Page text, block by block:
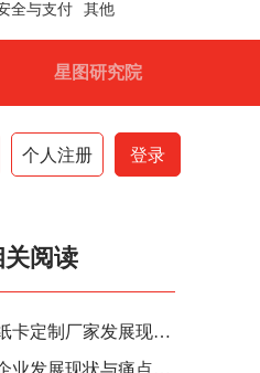
全与支付 其他
星图研究院
个人注册 登录
关阅读
深度洞察RFID纸卡定制厂家发展现状与未来前景
RFID标签印刷企业发展现状与痛点拆解，洞察行业趋势